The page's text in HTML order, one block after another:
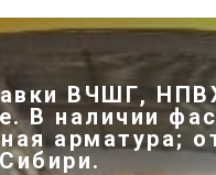
ВЧШГ,
В наличии
арматура;